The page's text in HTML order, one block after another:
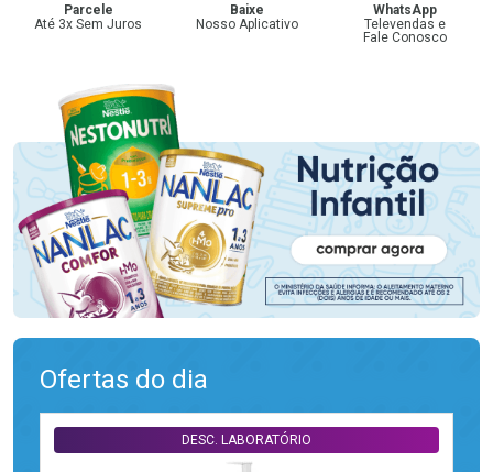
Parcele
Até 3x Sem Juros
Baixe
Nosso Aplicativo
WhatsApp
Televendas e
Fale Conosco
Ofertas do dia
DESC. LABORATÓRIO